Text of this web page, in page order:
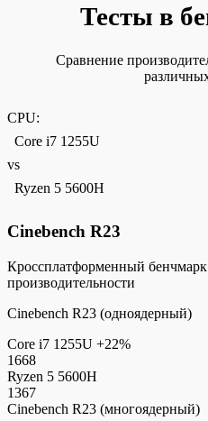
Тесты в
Сравнение
CPU:
Core i7 1255U
vs
Ryzen 5 5600H
Cinebench R23
Кроссплатформенный
производительности
Cinebench R23 (одноядерный)
Core i7 1255U +22%
1668
Ryzen 5 5600H
1367
Cinebench R23 (многоядерный)